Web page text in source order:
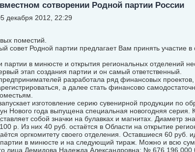
сотворении Родной партии России
декабря 2012, 22:29
поместий.
совет Родной партии предлагает Вам принять участие в
партии в минюсте и открытия региональных отделений
этап создания партии и он самый ответственный.
разработала ряд финансовых
а далее стать финансово
изготовление серию сувенирной продукции по
Нового года выпущена специальная новогодняя серия.
собой значки на булавках и магнитах. Диаметр
р. Из них 40 руб. остаётся в Области на открытие
оргкомитету своего отделения. Оставшиеся 60 руб.
партии в минюсте и на следующий тираж. Можно и всю
лица Демидова Надежда Александровна: № 676 196 000